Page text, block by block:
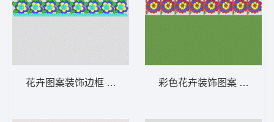
花卉图案装饰边框 条带状 水溶条码网布花边
彩色花卉装饰图案 条带状